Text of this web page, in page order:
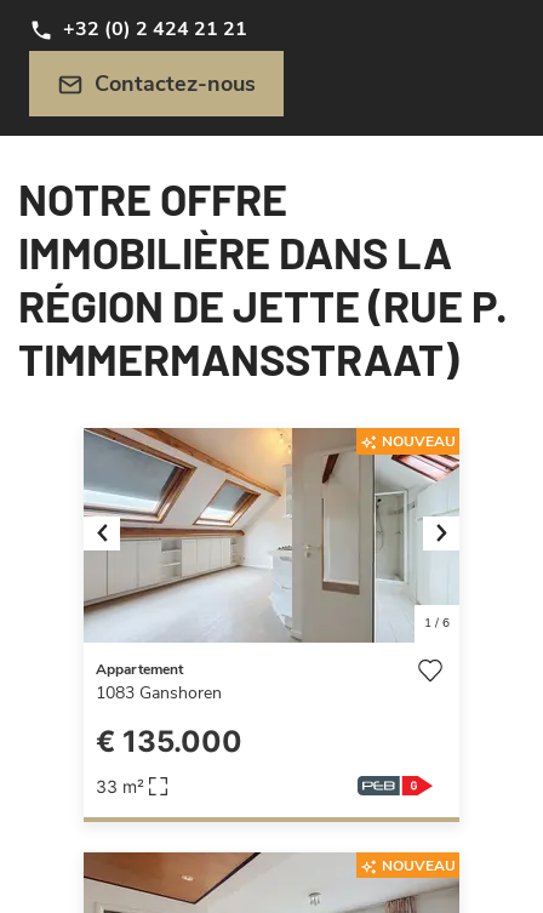
+32 (0) 2 424 21 21
Contactez-nous
NOTRE OFFRE
IMMOBILIÈRE DANS LA
RÉGION DE JETTE (RUE P.
TIMMERMANSSTRAAT)
Previous Next
1/ 6
NOUVEAU
Appartement
1083 Ganshoren
€ 135.000
33 m²
NOUVEAU